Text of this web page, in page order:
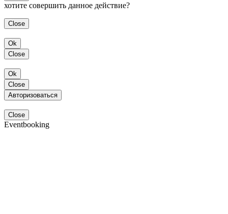
хотите совершить данное действие?
Close
Ok
Close
Ok
Close
Авторизоваться
Close
Eventbooking